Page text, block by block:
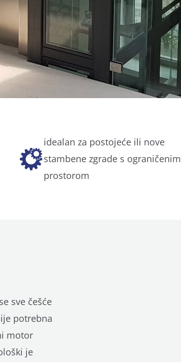
idealan za postojeće ili nove
stambene zgrade s ograničenim
prostorom
sve češće
potrebna
motor
je